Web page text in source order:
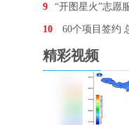
9 “开图星火”志愿服务
10 60个项目签约
精彩视频